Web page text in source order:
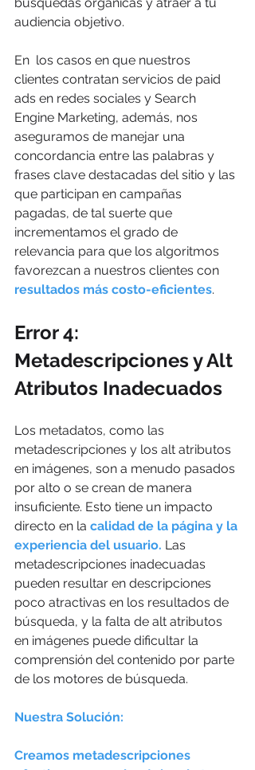
audiencia objetivo.
En  los casos en que nuestros
clientes contratan servicios de paid
ads en redes sociales y Search
Engine Marketing, además, nos
aseguramos de manejar una
concordancia entre las palabras y
frases clave destacadas del sitio y las
que participan en campañas
pagadas, de tal suerte que
incrementamos el grado de
relevancia para que los algoritmos
favorezcan a nuestros clientes con
resultados más costo-eficientes.
Error 4:
Metadescripciones y Alt
Atributos Inadecuados
Los metadatos, como las
metadescripciones y los alt atributos
en imágenes, son a menudo pasados
por alto o se crean de manera
insuficiente. Esto tiene un impacto
directo en la calidad de la página y la
experiencia del usuario. Las
metadescripciones inadecuadas
pueden resultar en descripciones
poco atractivas en los resultados de
búsqueda, y la falta de alt atributos
en imágenes puede dificultar la
comprensión del contenido por parte
de los motores de búsqueda.
Nuestra Solución:
Creamos metadescripciones